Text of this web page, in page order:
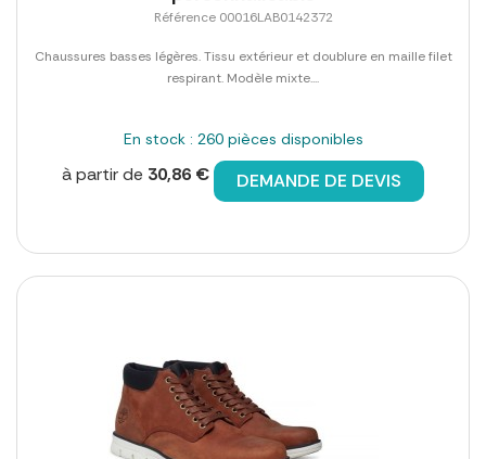
Référence 00016LAB0142372
Chaussures basses légères. Tissu extérieur et doublure en maille filet
respirant. Modèle mixte....
En stock : 260 pièces disponibles
à partir de 30,86 € DEMANDE DE DEVIS